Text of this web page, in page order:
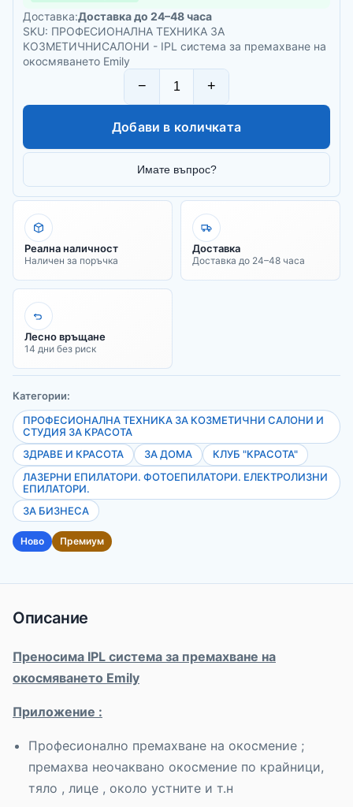
Доставка:Доставка до 24–48 часа
SKU: ПРОФЕСИОНАЛНА ТЕХНИКА ЗА
КОЗМЕТИЧНИСАЛОНИ - IPL система за премахване на
окосмяването Emily
− +
Добави в количката
Имате въпрос?
Реална наличност
Наличен за поръчка
Доставка
Доставка до 24–48 часа
Лесно връщане
14 дни без риск
Категории:
ПРОФЕСИОНАЛНА ТЕХНИКА ЗА КОЗМЕТИЧНИ САЛОНИ И
СТУДИЯ ЗА КРАСОТА
ЗДРАВЕ И КРАСОТА
ЗА ДОМА
КЛУБ "КРАСОТА"
ЛАЗЕРНИ ЕПИЛАТОРИ. ФОТОЕПИЛАТОРИ. ЕЛЕКТРОЛИЗНИ
ЕПИЛАТОРИ.
ЗА БИЗНЕСА
Ново Премиум
Описание
Преносима IPL система за премахване на
окосмяването Emily
Приложение :
Професионално премахване на окосмение ;
премахва неочаквано окосмение по крайници,
тяло , лице , около устните и т.н